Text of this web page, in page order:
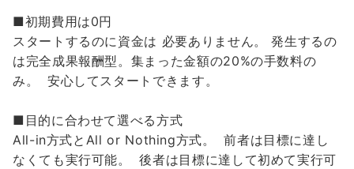
■初期費用は0円
スタートするのに資金は 必要ありません。 発生するの
は完全成果報酬型。集まった金額の20%の手数料の
み。 安心してスタートできます。
■目的に合わせて選べる方式
All-in方式とAll or Nothing方式。 前者は目標に達し
なくても実行可能。 後者は目標に達して初めて実行可